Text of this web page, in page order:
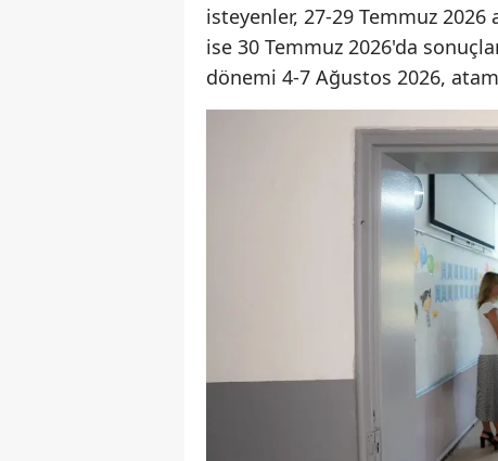
isteyenler, 27-29 Temmuz
ise 30 Temmuz 2026'da
dönemi 4-7 Ağustos 2026,